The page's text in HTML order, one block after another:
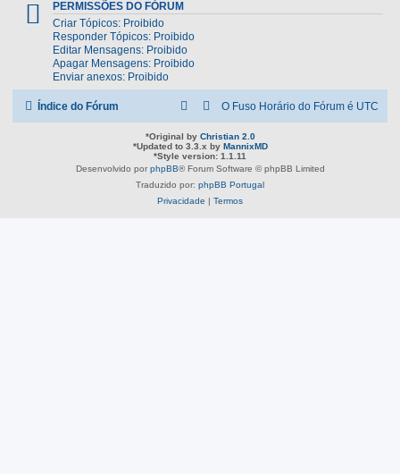
r
PERMISSÕES DO FÓRUM
Criar Tópicos: Proibido
Responder Tópicos: Proibido
Editar Mensagens: Proibido
Apagar Mensagens: Proibido
Enviar anexos: Proibido
Índice do Fórum O Fuso Horário do Fórum é UTC
*Original by Christian 2.0
*Updated to 3.3.x by MannixMD
*Style version: 1.1.11
Desenvolvido por phpBB® Forum Software © phpBB Limited
Traduzido por: phpBB Portugal
Privacidade
Termos